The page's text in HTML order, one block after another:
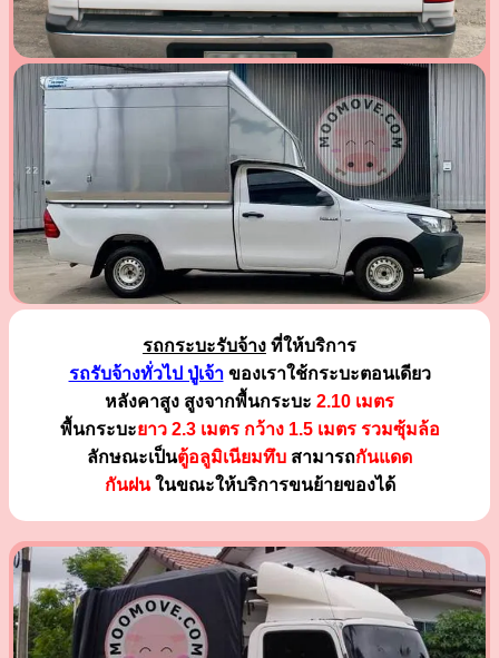
รถกระบะรับจ้าง ที่ให้บริการ
รถรับจ้างทั่วไป ปู่เจ้าของเราใช้กระบะตอนเดียว
หลังคาสูง สูงจากพื้นกระบะ 2.10 เมตร
พื้นกระบะยาว 2.3 เมตร กว้าง 1.5 เมตร รวมซุ้มล้อ
ลักษณะเป็นตู้อลูมิเนียมทึบ สามารถกันแดด
กันฝนในขณะให้บริการขนย้ายของได้